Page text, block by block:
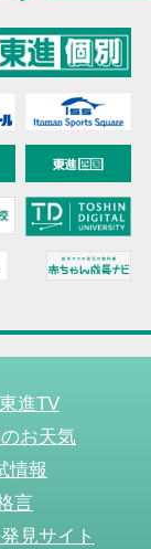
進TV
お天気
情報
言
見サイト